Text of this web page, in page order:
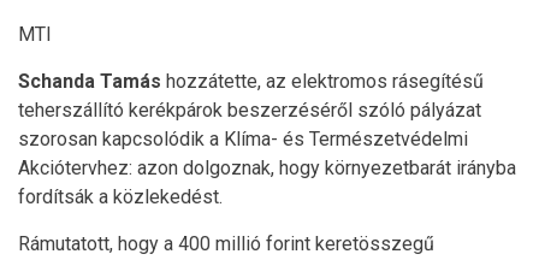
MTI
Schanda Tamás hozzátette, az elektromos rásegítésű
teherszállító kerékpárok beszerzéséről szóló pályázat
szorosan kapcsolódik a Klíma- és Természetvédelmi
Akciótervhez: azon dolgoznak, hogy környezetbarát irányba
fordítsák a közlekedést.
Rámutatott, hogy a 400 millió forint keretösszegű